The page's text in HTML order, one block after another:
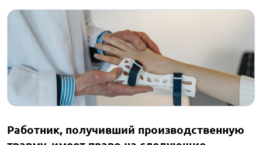
Работник, получивший производственную